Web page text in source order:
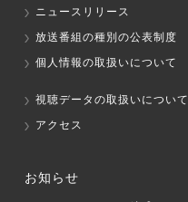
ニュースリリース
放送番組の種別の公表制度
個人情報の取扱いについて
視聴データの取扱いについて
アクセス
お知らせ